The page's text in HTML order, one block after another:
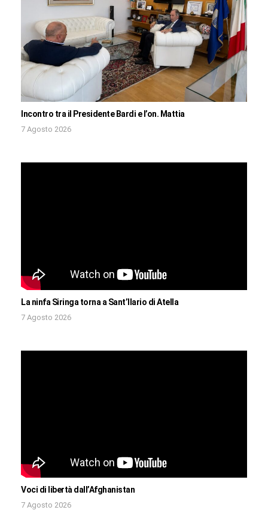
Incontro tra il Presidente Bardi e l’on. Mattia
7 Agosto 2026
La ninfa Siringa torna a Sant’Ilario di Atella
7 Agosto 2026
Voci di libertà dall’Afghanistan
7 Agosto 2026